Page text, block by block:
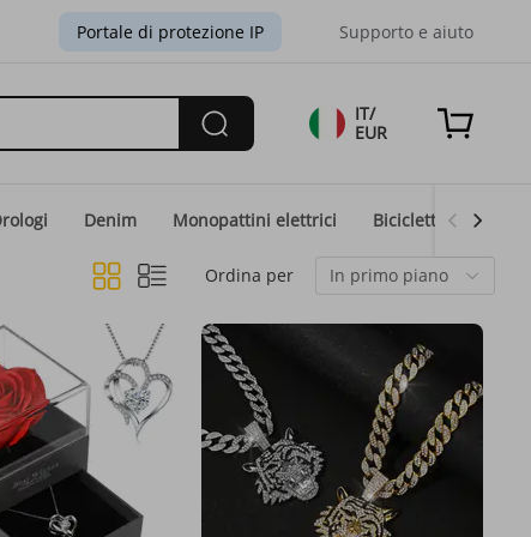
Portale di protezione IP Supporto e aiuto
IT/
EUR
Denim Monopattini elettrici Biciclette elettriche
Ordina per In primo piano